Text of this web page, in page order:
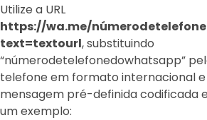
Utilize a URL
https://wa.me/
text=textourl, substituindo
“númerodetelefonedowhatsapp”
telefone em formato internacional e
mensagem pré-definida codificada
um exemplo: